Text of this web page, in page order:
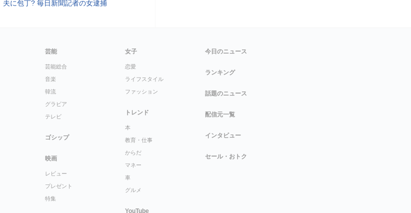
夫に包丁? 毎日新聞記者の女逮捕
芸能
芸能総合
音楽
韓流
グラビア
テレビ
ゴシップ
映画
レビュー
プレゼント
特集
女子
恋愛
ライフスタイル
ファッション
トレンド
本
教育・仕事
からだ
マネー
車
グルメ
YouTube
今日のニュース
ランキング
話題のニュース
配信元一覧
インタビュー
セール・おトク